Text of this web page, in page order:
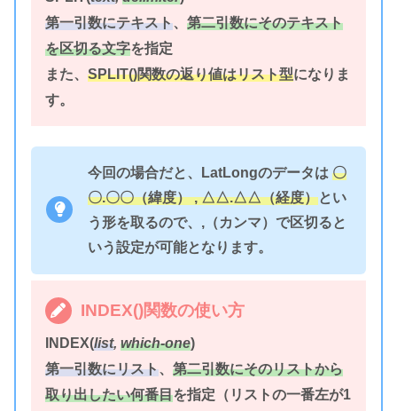
第一引数にテキスト、 第二引数にそのテキスト
を区切る文字を指定
また、 SPLIT()関数の返り値はリスト型になりま
す。
今回の場合だと、LatLongのデータは〇
〇.〇〇（緯度） , △△.△△（経度）とい
う形を取るので、,（カンマ）で区切ると
いう設定が可能となります。
INDEX()関数の使い方
INDEX(list, which-one)
第一引数にリスト、 第二引数にそのリストから
取り出したい何番目を指定（リストの一番左が1